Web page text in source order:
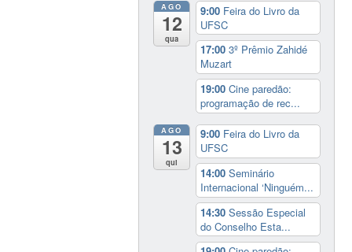
AGO
12
qua
9:00 Feira do Livro da
UFSC
17:003º Prêmio Zahidé
Muzart
19:00Cine paredão:
programação de rec...
AGO
13
qui
9:00 Feira do Livro da
UFSC
14:00Seminário
Internacional ‘Ninguém...
14:30Sessão Especial
do Conselho Esta...